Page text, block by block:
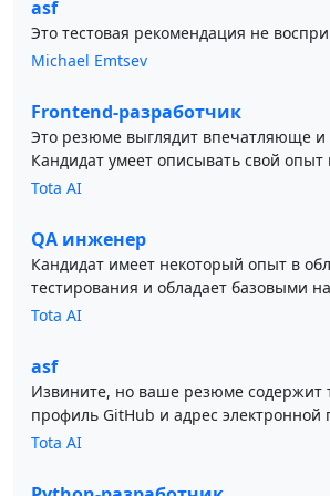
asf
Это тестовая рекомендация не
Michael Emtsev
Frontend-разработчик
Это резюме выглядит впечатляюще
Кандидат умеет описывать свой опыт
Tota AI
QA инженер
Кандидат имеет некоторый опыт в
тестирования и обладает базовыми
Tota AI
asf
Извините, но ваше резюме содержит
профиль GitHub и адрес электронной
Tota AI